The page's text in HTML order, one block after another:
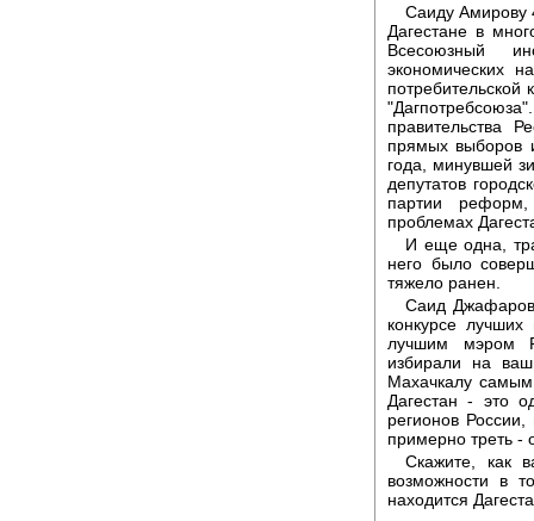
Саиду Амирову
Дагестане в
Всесоюзный
экономических
правительства
прямых выборов
года, минувшей
депутатов
партии
проблемах
И еще одна,
него было
тяжело ранен.
Саид
конкурсе
лучшим мэром
избирали на
Махачкалу
Дагестан - это
регионов
примерно треть -
Скажите, как
возможности в
находится